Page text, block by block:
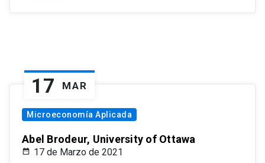
17 MAR
Microeconomía Aplicada
Abel Brodeur, University of Ottawa
17 de Marzo de 2021